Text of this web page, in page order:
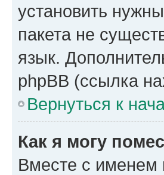
установить
пакета не
язык.
phpBB (ссылка
Вернуться к
Как я могу
Вместе с именем